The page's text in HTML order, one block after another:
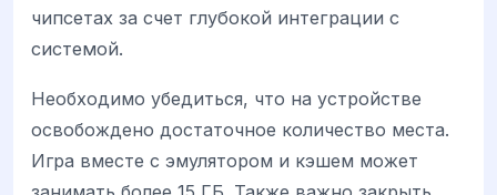
чипсетах за счет глубокой интеграции с
системой.
Необходимо убедиться, что на устройстве
освобождено достаточное количество места.
Игра вместе с эмулятором и кэшем может